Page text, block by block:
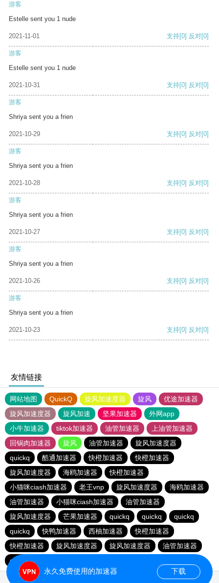
游客
Estelle sent you 1 nude
2021-11-01 支持[0] 反对[0]
游客
Estelle sent you 1 nude
2021-10-31 支持[0] 反对[0]
游客
Shriya sent you a frien
2021-10-29 支持[0] 反对[0]
游客
Shriya sent you a frien
2021-10-28 支持[0] 反对[0]
游客
Shriya sent you a frien
2021-10-27 支持[0] 反对[0]
游客
Shriya sent you a frien
2021-10-26 支持[0] 反对[0]
游客
Shriya sent you a frien
2021-10-23 支持[0] 反对[0]
友情链接
网站地图 QuickQ 旋风加速度器 旋风
优途加速器
旋风加速度器
旋风加速 坚果加速器
外网app
小牛加速器
tiktok加速器 油管加速器
上油管加速器
回锅肉加速器
旋风 油管加速器
旋风加速度器
quickq
酷通加速器 快橙加速器
快橙加速器
旋风加速度器
海鸥加速器
快橙加速器
小猫咪ciash加速器
老王vnp 旋风加速度器
海鸥加速器
油管加速器
小猫咪ciash加速器
油管加速器
旋风加速度器
芒果加速器 quickq quickq
quickq
quickq
快鸭加速器 西柚加速器
快橙加速器
快橙加速器
旋风加速度器 旋风加速度器
油管加速器
quickq
永久免费使用的加速器 下载